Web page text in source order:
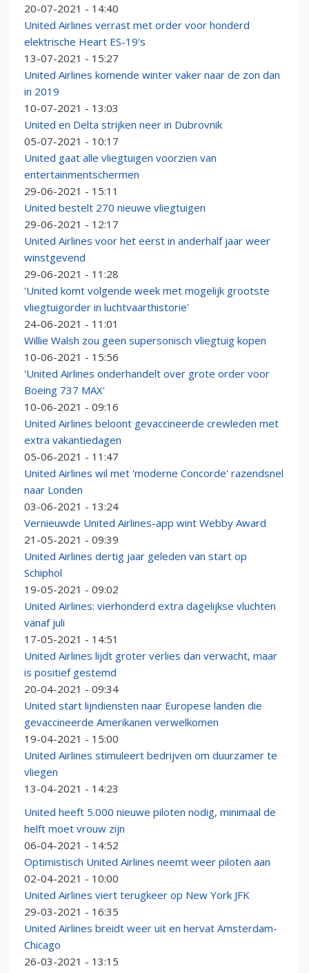
20-07-2021 - 14:40
United Airlines verrast met order voor honderd
elektrische Heart ES-19's
13-07-2021 - 15:27
United Airlines komende winter vaker naar de zon dan
in 2019
10-07-2021 - 13:03
United en Delta strijken neer in Dubrovnik
05-07-2021 - 10:17
United gaat alle vliegtuigen voorzien van
entertainmentschermen
29-06-2021 - 15:11
United bestelt 270 nieuwe vliegtuigen
29-06-2021 - 12:17
United Airlines voor het eerst in anderhalf jaar weer
winstgevend
29-06-2021 - 11:28
'United komt volgende week met mogelijk grootste
vliegtuigorder in luchtvaarthistorie'
24-06-2021 - 11:01
Willie Walsh zou geen supersonisch vliegtuig kopen
10-06-2021 - 15:56
'United Airlines onderhandelt over grote order voor
Boeing 737 MAX'
10-06-2021 - 09:16
United Airlines beloont gevaccineerde crewleden met
extra vakantiedagen
05-06-2021 - 11:47
United Airlines wil met 'moderne Concorde' razendsnel
naar Londen
03-06-2021 - 13:24
Vernieuwde United Airlines-app wint Webby Award
21-05-2021 - 09:39
United Airlines dertig jaar geleden van start op
Schiphol
19-05-2021 - 09:02
United Airlines: vierhonderd extra dagelijkse vluchten
vanaf juli
17-05-2021 - 14:51
United Airlines lijdt groter verlies dan verwacht, maar
is positief gestemd
20-04-2021 - 09:34
United start lijndiensten naar Europese landen die
gevaccineerde Amerikanen verwelkomen
19-04-2021 - 15:00
United Airlines stimuleert bedrijven om duurzamer te
vliegen
13-04-2021 - 14:23
United heeft 5.000 nieuwe piloten nodig, minimaal de
helft moet vrouw zijn
06-04-2021 - 14:52
Optimistisch United Airlines neemt weer piloten aan
02-04-2021 - 10:00
United Airlines viert terugkeer op New York JFK
29-03-2021 - 16:35
United Airlines breidt weer uit en hervat Amsterdam-
Chicago
26-03-2021 - 13:15